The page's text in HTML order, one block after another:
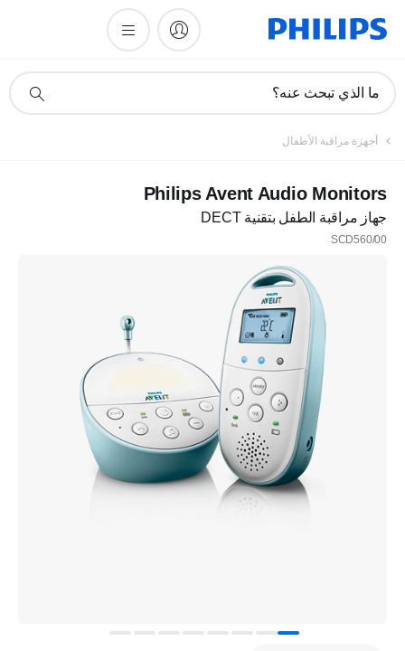
دعم
ما الذي تبحث عنه؟
أجهزة مراقبة الأطفال
Philips Avent Audio Monitors
جهاز مراقبة الطفل بتقنية DECT
SCD560/00